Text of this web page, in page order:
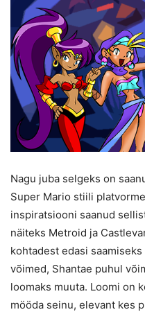
Nagu juba selgeks on
Super Mario stiili
inspiratsiooni saanud
näiteks Metroid ja
kohtadest edasi
võimed, Shantae puhul
loomaks muuta. Loomi on
mööda seinu, elevant kes